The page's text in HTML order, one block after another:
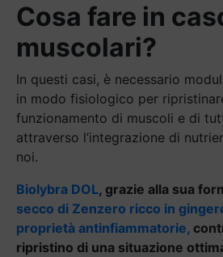
Cosa fare in
muscolari?
In questi casi, è necessario
in modo fisiologico per
funzionamento di muscoli e di
attraverso l’integrazione di
noi.
Biolybra DOL, grazie alla sua
secco di Zenzero ricco in
proprietà antinfiammatorie,
ripristino di una situazione